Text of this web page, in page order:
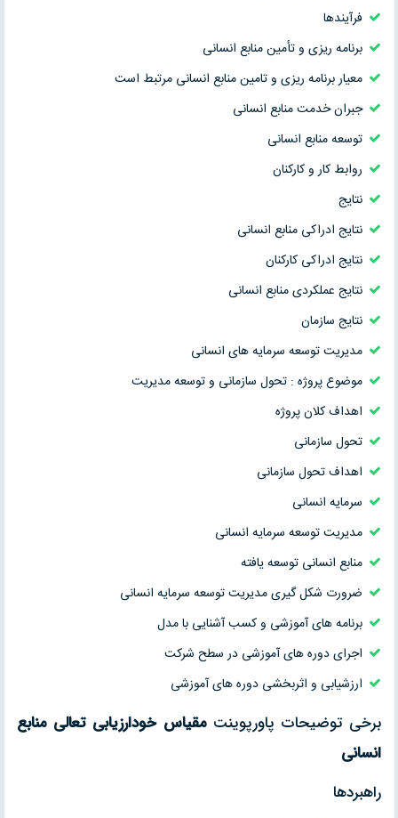
فرآیندها
برنامه ریزی و تأمین منابع انسانی
معیار برنامه ریزی و تامین منابع انسانی مرتبط است
جبران خدمت منابع انسانی
توسعه منابع انسانی
روابط کار و کارکنان
نتایج
نتایج ادراکی منابع انسانی
نتایج ادراکی کارکنان
نتایج عملکردی منابع انسانی
نتایج سازمان
مدیریت توسعه سرمایه های انسانی
موضوع پروژه : تحول سازمانی و توسعه مدیریت
اهداف کلان پروژه
تحول سازمانی
اهداف تحول سازمانی
سرمایه انسانی
مدیریت توسعه سرمایه انسانی
منابع انسانی توسعه یافته
ضرورت شکل گیری مدیریت توسعه سرمایه انسانی
برنامه های آموزشی و کسب آشنایی با مدل
اجرای دوره های آموزشی در سطح شرکت
ارزشیابی و اثربخشی دوره های آموزشی
برخی توضیحات پاورپوینتمقیاس خودارزیابی تعالی منابع
انسانی
راهبردها